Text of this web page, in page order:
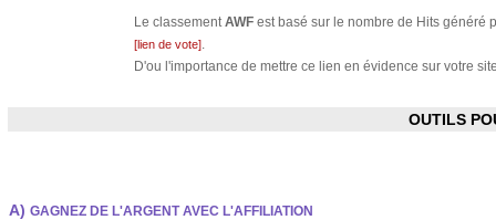
Le classementAWF est basé sur le nombre de Hits généré
[lien de vote].
D'ou l'importance de mettre ce lien en évidence sur votre
OUTILS
A) GAGNEZ DE L'ARGENT AVEC L'AFFILIATION